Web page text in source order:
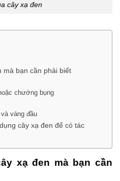
cây xạ đen
mà bạn cần phải biết
chướng bụng
váng đầu
cây xạ đen để có tác
xạ đen mà bạn cần